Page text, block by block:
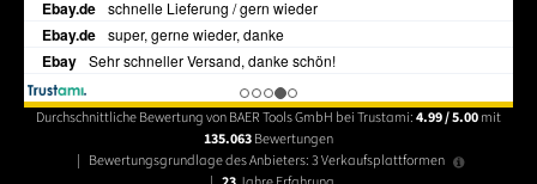
Durchschnittliche Bewertung von BAER Tools GmbH bei Trustami:4.99 / 5.00mit
135.063Bewertungen
| Bewertungsgrundlage des Anbieters: 3 Verkaufsplattformen